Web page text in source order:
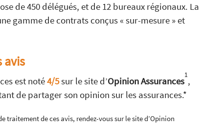
de 450 délégués, et de 12 bureaux régionaux. La
gamme de contrats conçus « sur-mesure » et
avis
est noté4/5sur le site d’Opinion Assurances
1
,
de partager son opinion sur les assurances.*
de ces avis, rendez-vous sur le site d’Opinion